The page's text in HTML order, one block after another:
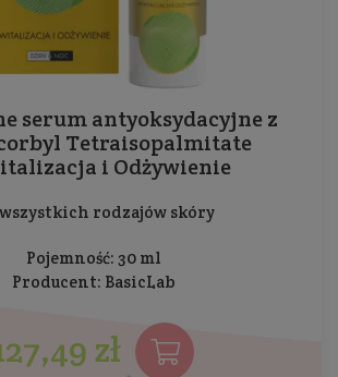
serum antyoksydacyjne z
Tetraisopalmitate
i Odżywienie
rodzajów skóry
Pojemność: 30 ml
Producent: BasicLab
zł